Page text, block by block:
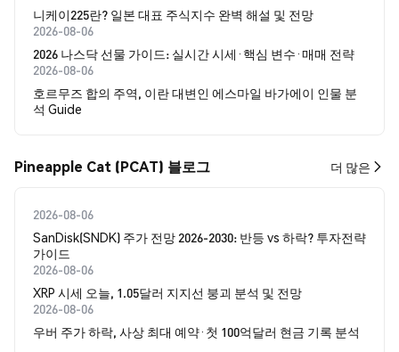
니케이225란? 일본 대표 주식지수 완벽 해설 및 전망
2026-08-06
2026 나스닥 선물 가이드: 실시간 시세·핵심 변수·매매 전략
2026-08-06
호르무즈 합의 주역, 이란 대변인 에스마일 바가에이 인물 분
석 Guide
Pineapple Cat (PCAT) 블로그 더 많은
2026-08-06
SanDisk(SNDK) 주가 전망 2026-2030: 반등 vs 하락? 투자전략
가이드
2026-08-06
XRP 시세 오늘, 1.05달러 지지선 붕괴 분석 및 전망
2026-08-06
우버 주가 하락, 사상 최대 예약·첫 100억달러 현금 기록 분석